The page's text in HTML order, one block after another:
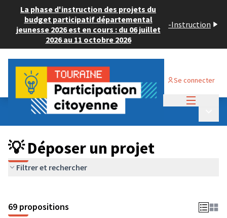
La phase d'instruction des projets du
budget participatif départemental
jeunesse 2026 est en cours : du 06 juillet
2026 au 11 octobre 2026
-Instruction
Se connecter
Budget Participatif ADULTE 2024
💡 Déposer un projet
💡 Déposer un projet
Filtrer et rechercher
69 propositions